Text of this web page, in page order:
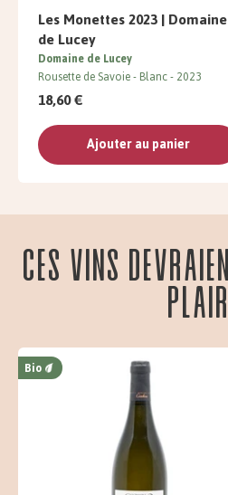
Les Monettes 2023 | Domaine
de Lucey
Domaine de Lucey
Rousette de Savoie Blanc 2023
18,60 €
Ajouter au panier
Ces vins
Bio